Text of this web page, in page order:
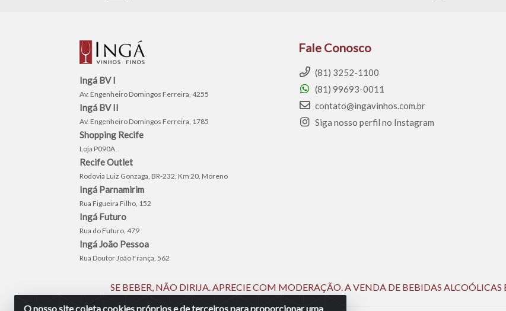
O nosso site coleta cookies próprios e de terceiros para proporcionar uma
Ingá BV I
Av. Engenheiro Domingos Ferreira, 4255
Ingá BV II
Av. Engenheiro Domingos Ferreira, 1785
Shopping Recife
Loja P090A
Recife Outlet
Rodovia Luiz Gonzaga, BR-232, Km 20, Moreno
Ingá Parnamirim
Rua Figueira Filho, 152
Ingá Futuro
Rua do Futuro, 479
Ingá João Pessoa
Rua Doutor João França, 562
Fale Conosco
(81) 3252-1100
(81) 99693-0011
contato@ingavinhos.com.br
Siga nosso perfil no Instagram
SE BEBER, NÃO DIRIJA. APRECIE COM MODERAÇÃO. A VENDA DE BEBIDAS